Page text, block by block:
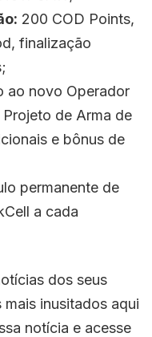
200 COD Points,
finalização
ao novo Operador
Projeto de Arma de
e bônus de
permanente de
a cada
dos seus
inusitados aqui
notícia e acesse